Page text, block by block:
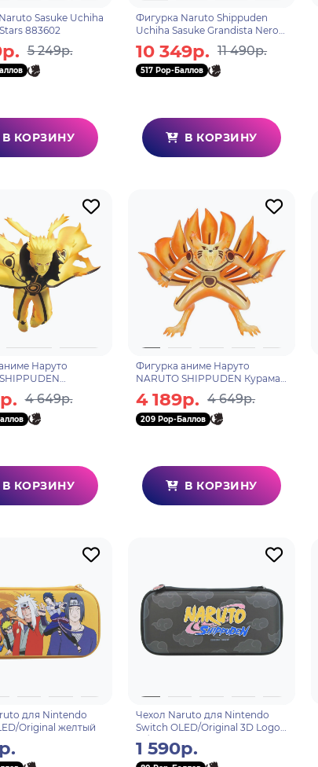
Sasuke Uchiha
883602
5 249р.
В КОРЗИНУ
Фигурка Naruto Shippuden
Uchiha Sasuke Grandista Nero
10 349р. 11 490р.
517 Pop-Баллов
В КОРЗИНУ
Наруто
STARS Наруто
NARUTO
4 649р.
В КОРЗИНУ
Фигурка аниме Наруто
NARUTO SHIPPUDEN Курама
KURAMA Ⅱ(ver.A) 15см 88995
4 189р. 4 649р.
209 Pop-Баллов
В КОРЗИНУ
для Nintendo
Original желтый
Чехол Naruto для Nintendo
Switch OLED/Original 3D Logo
Облака
1 590р.